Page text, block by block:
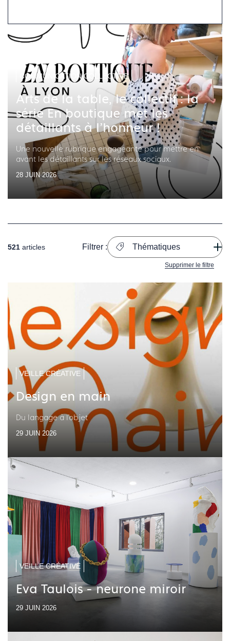
COMMUNICATION COLLECTIVE
Arts de la table, le collectif : la
série En boutique met les
détaillants à l'honneur !
Une nouvelle rubrique engageante pour mettre en
avant les détaillants sur les réseaux sociaux.
28 JUIN 2026
521 articles Filtrer : Thématiques
Supprimer le filtre
VEILLE CRÉATIVE
Design en main
Du langage à l'objet
29 JUIN 2026
VEILLE CRÉATIVE
Eva Taulois - neurone miroir
29 JUIN 2026